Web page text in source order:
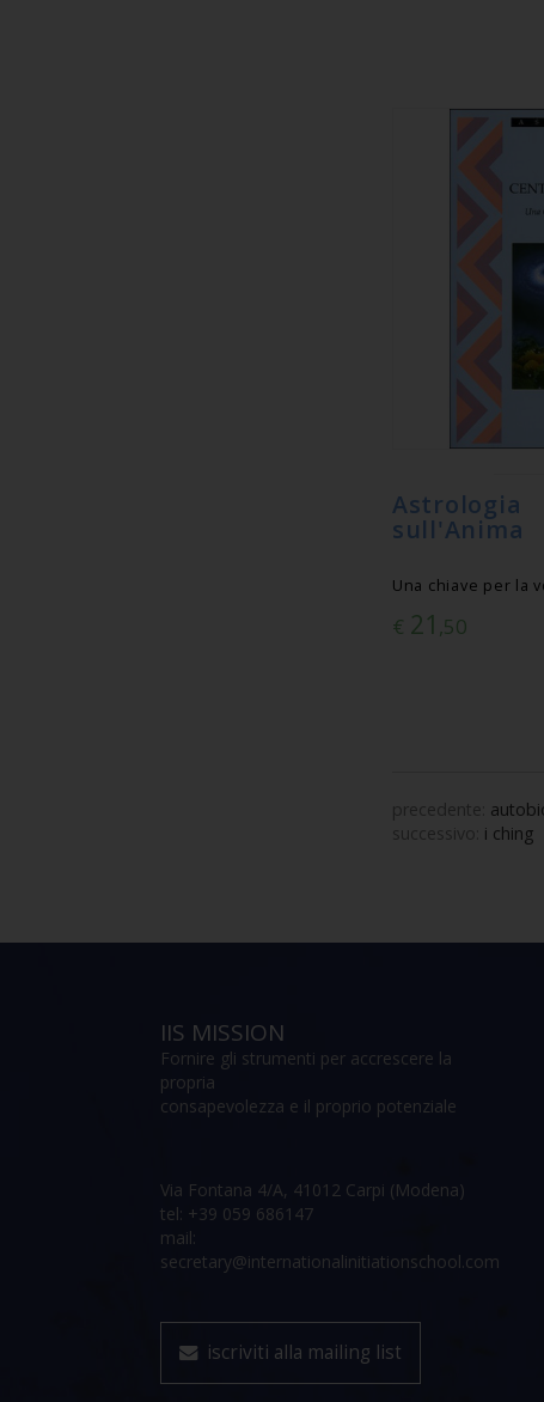
sull'Anima
Una chiave per la
€ 21 ,50
precedente:
successivo: i ching
IIS MISSION
Fornire gli strumenti per accrescere la
propria
consapevolezza e il proprio potenziale
Via Fontana 4/A, 41012 Carpi (Modena)
tel: +39 059 686147
mail:
secretary@internationalinitiationschool.com
iscriviti alla mailing list